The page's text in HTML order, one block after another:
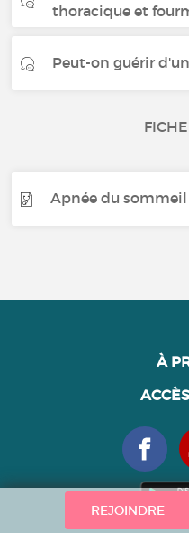
thoracique et
Peut-on guérir
Apnée du sommeil
REJOINDRE
À